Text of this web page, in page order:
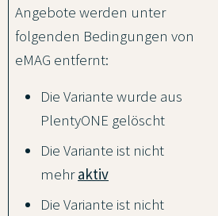
Angebote werden unter
folgenden Bedingungen von
eMAG entfernt:
Die Variante wurde aus
PlentyONE gelöscht
Die Variante ist nicht
mehraktiv
Die Variante ist nicht